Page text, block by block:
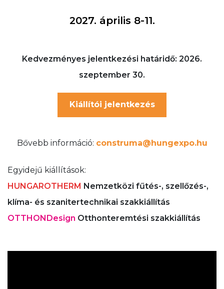
2027. április 8-11.
Kedvezményes jelentkezési határidő: 2026.
szeptember 30.
Kiállítói jelentkezés
Bővebb információ: construma@hungexpo.hu
Egyidejű kiállítások:
HUNGAROTHERM Nemzetközi fűtés-, szellőzés-,
klíma- és szanitertechnikai szakkiállítás
OTTHONDesign Otthonteremtési szakkiállítás